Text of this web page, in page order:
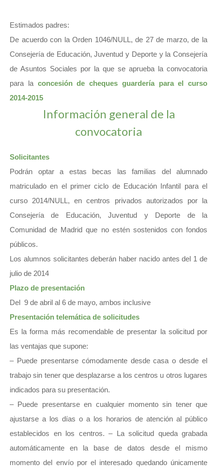
Estimados padres:
De acuerdo con la Orden 1046/NULL, de 27 de marzo, de la
Consejería de Educación, Juventud y Deporte y la Consejería
de Asuntos Sociales por la que se aprueba la convocatoria
para la concesión de cheques guardería para el curso
2014-2015
Información general de la
convocatoria
Solicitantes
Podrán optar a estas becas las familias del alumnado
matriculado en el primer ciclo de Educación Infantil para el
curso 2014/NULL, en centros privados autorizados por la
Consejería de Educación, Juventud y Deporte de la
Comunidad de Madrid que no estén sostenidos con fondos
públicos.
Los alumnos solicitantes deberán haber nacido antes del 1 de
julio de 2014
Plazo de presentación
Del 9 de abril al 6 de mayo, ambos inclusive
Presentación telemática de solicitudes
Es la forma más recomendable de presentar la solicitud por
las ventajas que supone:
– Puede presentarse cómodamente desde casa o desde el
trabajo sin tener que desplazarse a los centros u otros lugares
indicados para su presentación.
– Puede presentarse en cualquier momento sin tener que
ajustarse a los días o a los horarios de atención al público
establecidos en los centros. – La solicitud queda grabada
automáticamente en la base de datos desde el mismo
momento del envío por el interesado quedando únicamente